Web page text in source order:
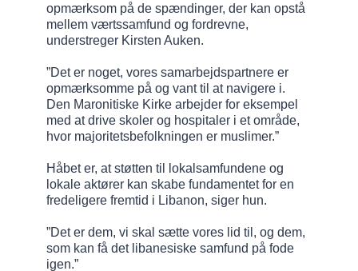
opmærksom på de spændinger, der kan opstå
mellem værtssamfund og fordrevne,
understreger Kirsten Auken.
”Det er noget, vores samarbejdspartnere er
opmærksomme på og vant til at navigere i.
Den Maronitiske Kirke arbejder for eksempel
med at drive skoler og hospitaler i et område,
hvor majoritetsbefolkningen er muslimer.”
Håbet er, at støtten til lokalsamfundene og
lokale aktører kan skabe fundamentet for en
fredeligere fremtid i Libanon, siger hun.
”Det er dem, vi skal sætte vores lid til, og dem,
som kan få det libanesiske samfund på fode
igen.”